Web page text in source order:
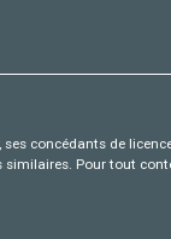
concédants de
Pour tout